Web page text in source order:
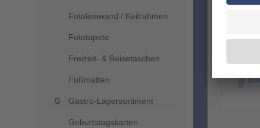
Fotoleinwand / Keilrahmen
Fototapete
Freizeit- & Reisetaschen
Fußmatten
Gastro-Lagersortiment
Geburtstagskarten